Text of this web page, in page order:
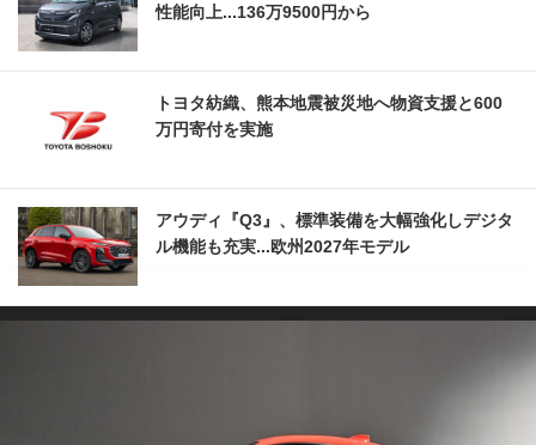
性能向上...136万9500円から
トヨタ紡織、熊本地震被災地へ物資支援と600
万円寄付を実施
アウディ『Q3』、標準装備を大幅強化しデジタ
ル機能も充実...欧州2027年モデル